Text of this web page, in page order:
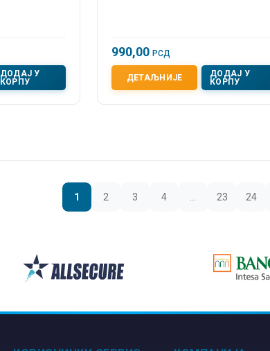
ДОДАЈ У
КОРПУ
990,00РСД
ДЕТАЉНИЈЕ
ДОДАЈ У
КОРПУ
1 2 3 4 23 24